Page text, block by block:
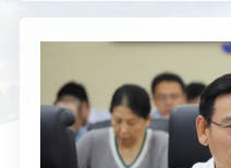
校党委常务副书记张静
书记、纪委书记杨茂椿
别出席巡察反馈会，对
第二轮巡察情况反馈会
习贯彻习近平总书记关